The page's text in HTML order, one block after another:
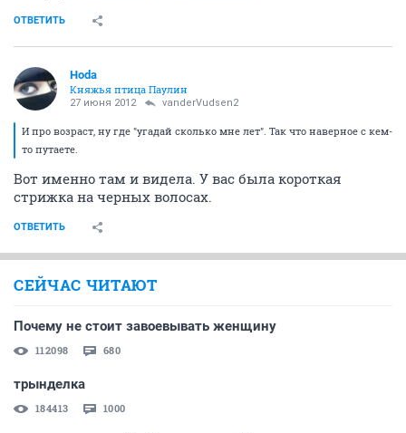
ОТВЕТИТЬ
Hoda
Княжья птица Паулин
27 июня 2012 vanderVudsen2
И про возраст, ну где "угадай сколько мне лет". Так что наверное с кем-
то путаете.
Вот именно там и видела. У вас была короткая
стрижка на черных волосах.
ОТВЕТИТЬ
СЕЙЧАС ЧИТАЮТ
Почему не стоит завоевывать женщину
112098 680
трынделка
184413 1000